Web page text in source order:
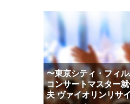
〜東京シティ・フィ
コンサートマスター
夫 ヴァイオリンリサ